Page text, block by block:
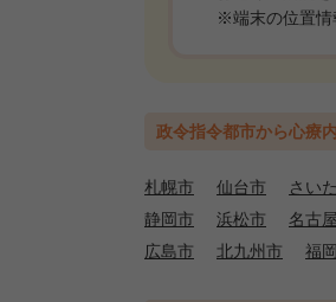
※端末の位置情
政令指令都市から心療
札幌市 仙台市 さい
静岡市
浜松市 名古
広島市
北九州市 福